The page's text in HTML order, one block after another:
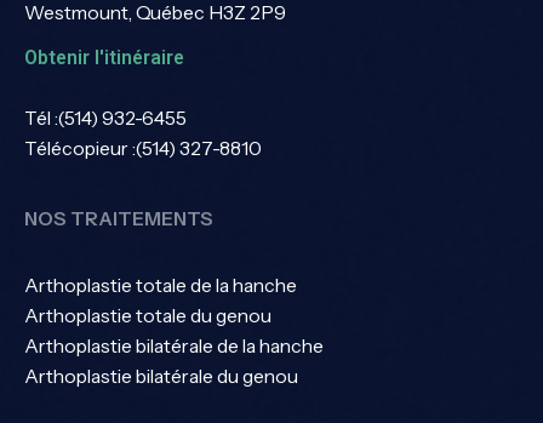
Westmount, Québec H3Z 2P9
Obtenir l'itinéraire
Tél :(514) 932-6455
Télécopieur :(514) 327-8810
NOS TRAITEMENTS
Arthoplastie totale de la hanche
Arthoplastie totale du genou
Arthoplastie bilatérale de la hanche
Arthoplastie bilatérale du genou